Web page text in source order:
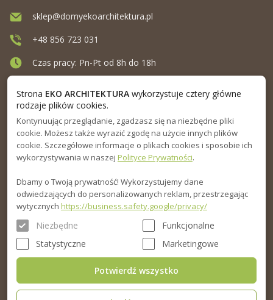
MENU
INFORMACJA
PORADNIK
sklep@domyekoarchitektura.pl
+48 856 723 031
Czas pracy: Pn-Pt od 8h do 18h
Strona EKO ARCHITEKTURAwykorzystuje cztery główne
rodzaje plików cookies.
Kontynuując przeglądanie, zgadzasz się na niezbędne pliki
cookie. Możesz także wyrazić zgodę na użycie innych plików
cookie. Szczegółowe informacje o plikach cookies i sposobie ich
wykorzystywania w naszej Polityce Prywatności.
Dbamy o Twoją prywatność! Wykorzystujemy dane
odwiedzających do personalizowanych reklam, przestrzegając
wytycznych https://business.safety.google/privacy/
Niezbędne
Funkcjonalne
Statystyczne
Marketingowe
Potwierdź wszystko